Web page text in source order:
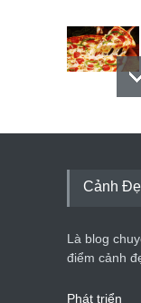
Cảnh
Là blog
điểm cảnh
Phát triển